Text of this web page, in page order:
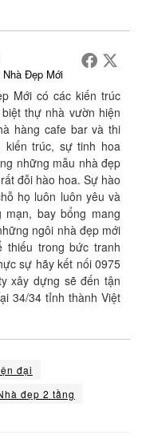
Nhà Đẹp Mới
Mới có các kiến trúc
thự nhà vườn hiện
hàng cafe bar và thi
kiến trúc, sự tinh hoa
những mẫu nhà đẹp
đỗi hào hoa. Sự hào
họ luôn luôn yêu và
bay bổng mang
ngôi nhà đẹp mới
thiếu trong bức tranh
sự hãy kết nối 0975
xây dựng sẽ đến tận
34/34 tỉnh thành Việt
đại
đẹp 2 tầng